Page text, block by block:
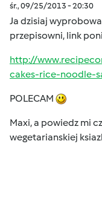
śr., 09/25/2013 - 20:30
Ja dzisiaj
przepisowni, link
http://
cakes-rice-noodle-
POLECAM
Maxi, a powiedz mi
wegetarianskiej